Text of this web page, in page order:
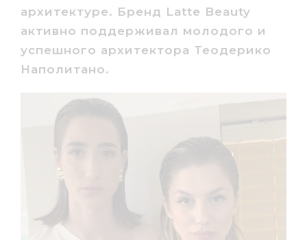
архитектуре. Бренд Latte Beauty
активно поддерживал молодого и
успешного архитектора Теодерико
Наполитано.